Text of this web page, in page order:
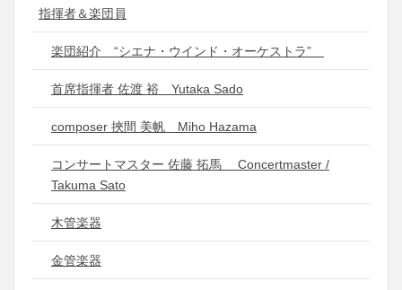
指揮者＆楽団員
楽団紹介 “シエナ・ウインド・オーケストラ”
首席指揮者 佐渡 裕 Yutaka Sado
composer 挾間 美帆 Miho Hazama
コンサートマスター 佐藤 拓馬 Concertmaster /
Takuma Sato
木管楽器
金管楽器